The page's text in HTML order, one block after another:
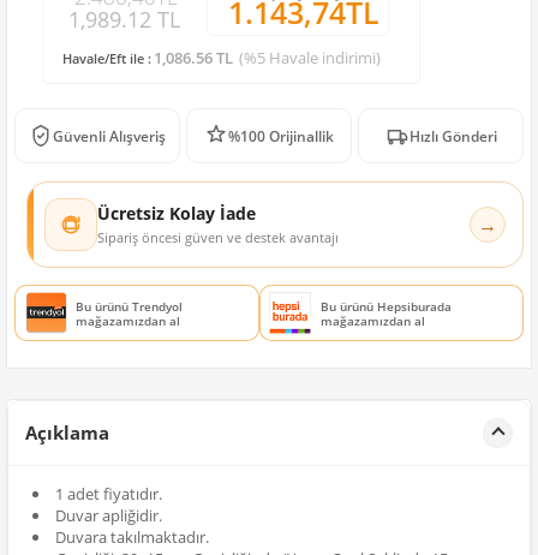
1,989.12 TL 1.143,74TL
Havale/Eft ile : 1,086.56 TL (%5 Havale indirimi)
Güvenli Alışveriş %100 Orijinallik Hızlı Gönderi
Ücretsiz Kolay İade
Sipariş öncesi güven ve destek avantajı →
Bu ürünü Trendyol
mağazamızdan al
Bu ürünü Hepsiburada
mağazamızdan al
Açıklama
1 adet fiyatıdır.
Duvar apliğidir.
Duvara takılmaktadır.